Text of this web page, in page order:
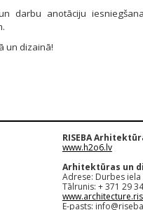
darbu anotāciju
un dizainā!
RISEBA
www.h2o6.lv
Arhitektūras un
Adrese: Durbes iela
Tālrunis: + 371 29
E-pasts: